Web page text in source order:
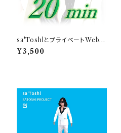
sa'ToshlとプライベートWebト
ーク（20分）
¥3,500